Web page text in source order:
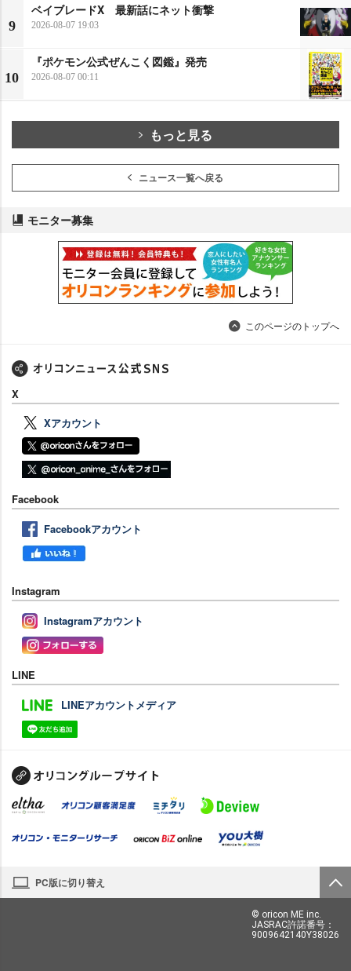
9
ベイブレードX 最新話にネット衝撃
2026-08-07 19:03
10
『ポケモン公式ぜんこく図鑑』発売
2026-08-07 00:11
もっと見る
ニュース一覧へ戻る
モニター募集
このページのトップへ
X
Xアカウント
Facebook
Facebookアカウント
Instagram
Instagramアカウント
LINE
LINEアカウントメディア
PC版に切り替え
© oricon ME inc.
JASRAC許諾番号：
9009642140Y38026